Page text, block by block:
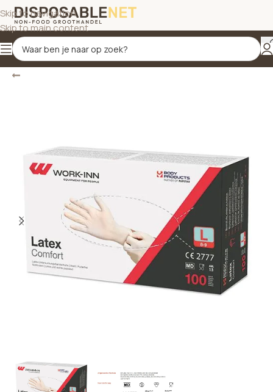
Skip to navigation
Skip to main content
Terug Home/Schoonmaakproducten/Hygiëne